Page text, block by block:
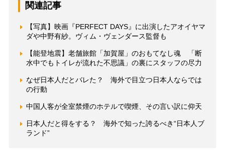
関連記事
【写真】映画『PERFECT DAYS』に出演したアオイヤマ
ダや中野有紗。ヴィム・ヴェンダース監督も
【能登地震】老舗旅館「加賀屋」のおもてなし魂 「断
水中でもトイレが流れた不思議」の裏にスタッフの尽力
なぜ日本人だとバレた？ 海外で目立つ日本人ならでは
の行動
中国人客が全室禁煙のホテルで喫煙、その言い訳に仰天
日本人だと得をする？ 海外で知った誇るべき“日本人ブ
ランド”